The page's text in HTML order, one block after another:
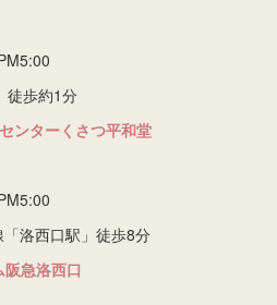
歩約1分
ンターくさつ平和堂
洛西口駅」徒歩8分
阪急洛西口